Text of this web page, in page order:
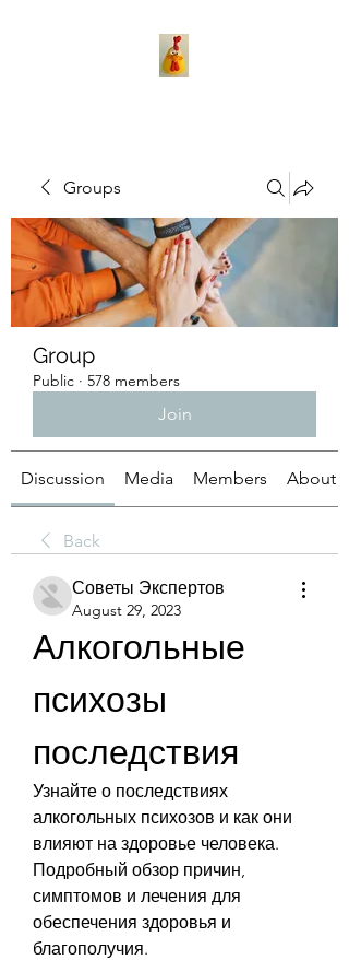
Groups
Group
Public · 578 members
Join
Discussion Media Members About
Back
Советы Экспертов
August 29, 2023
Алкогольные
психозы
последствия
Узнайте о последствиях
алкогольных психозов и как они
влияют на здоровье человека.
Подробный обзор причин,
симптомов и лечения для
обеспечения здоровья и
благополучия.